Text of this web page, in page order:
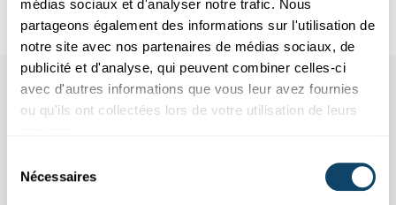
médias sociaux et d'analyser notre trafic. Nous
partageons également des informations sur l'utilisation de
notre site avec nos partenaires de médias sociaux, de
publicité et d'analyse, qui peuvent combiner celles-ci
avec d'autres informations que vous leur avez fournies
ou qu'ils ont collectées lors de votre utilisation de leurs
Nécessaires
veuillez contacter le coordinateur de l'étude.